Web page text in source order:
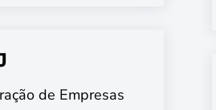
de Empresas